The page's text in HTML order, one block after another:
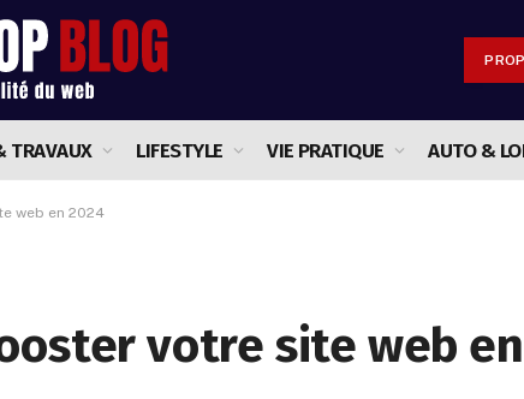
TRAVAUX LIFESTYLE VIE PRATIQUE AUTO &
web en 2024
votre site web en